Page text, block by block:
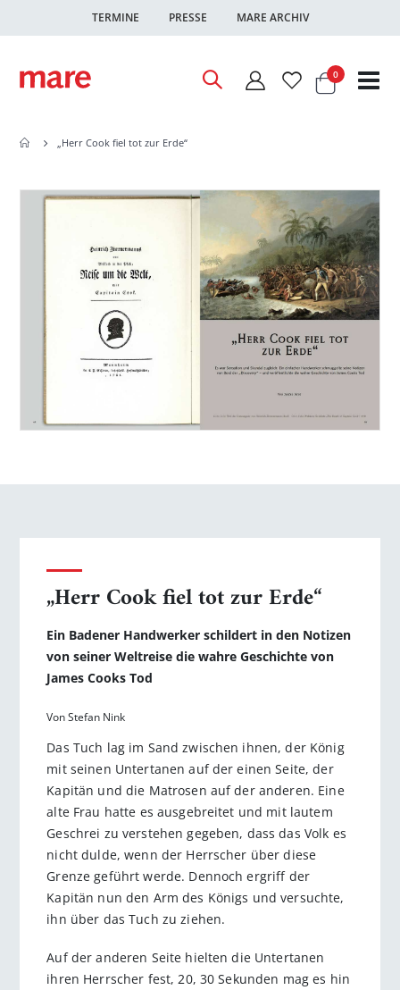
TERMINE PRESSE MARE ARCHIV
Warenkorb
0Artikel
„Herr Cook fiel tot zur Erde“
Zum
springen
Zum
springen
„Herr Cook fiel tot zur Erde“
Ein Badener Handwerker schildert in den Notizen
von seiner Weltreise die wahre Geschichte von
James Cooks Tod
Von Stefan Nink
Das Tuch lag im Sand zwischen ihnen, der König
mit seinen Untertanen auf der einen Seite, der
Kapitän und die Matrosen auf der anderen. Eine
alte Frau hatte es ausgebreitet und mit lautem
Geschrei zu verstehen gegeben, dass das Volk es
nicht dulde, wenn der Herrscher über diese
Grenze geführt werde. Dennoch ergriff der
Kapitän nun den Arm des Königs und versuchte,
ihn über das Tuch zu ziehen.
Auf der anderen Seite hielten die Untertanen
ihren Herrscher fest, 20, 30 Sekunden mag es hin